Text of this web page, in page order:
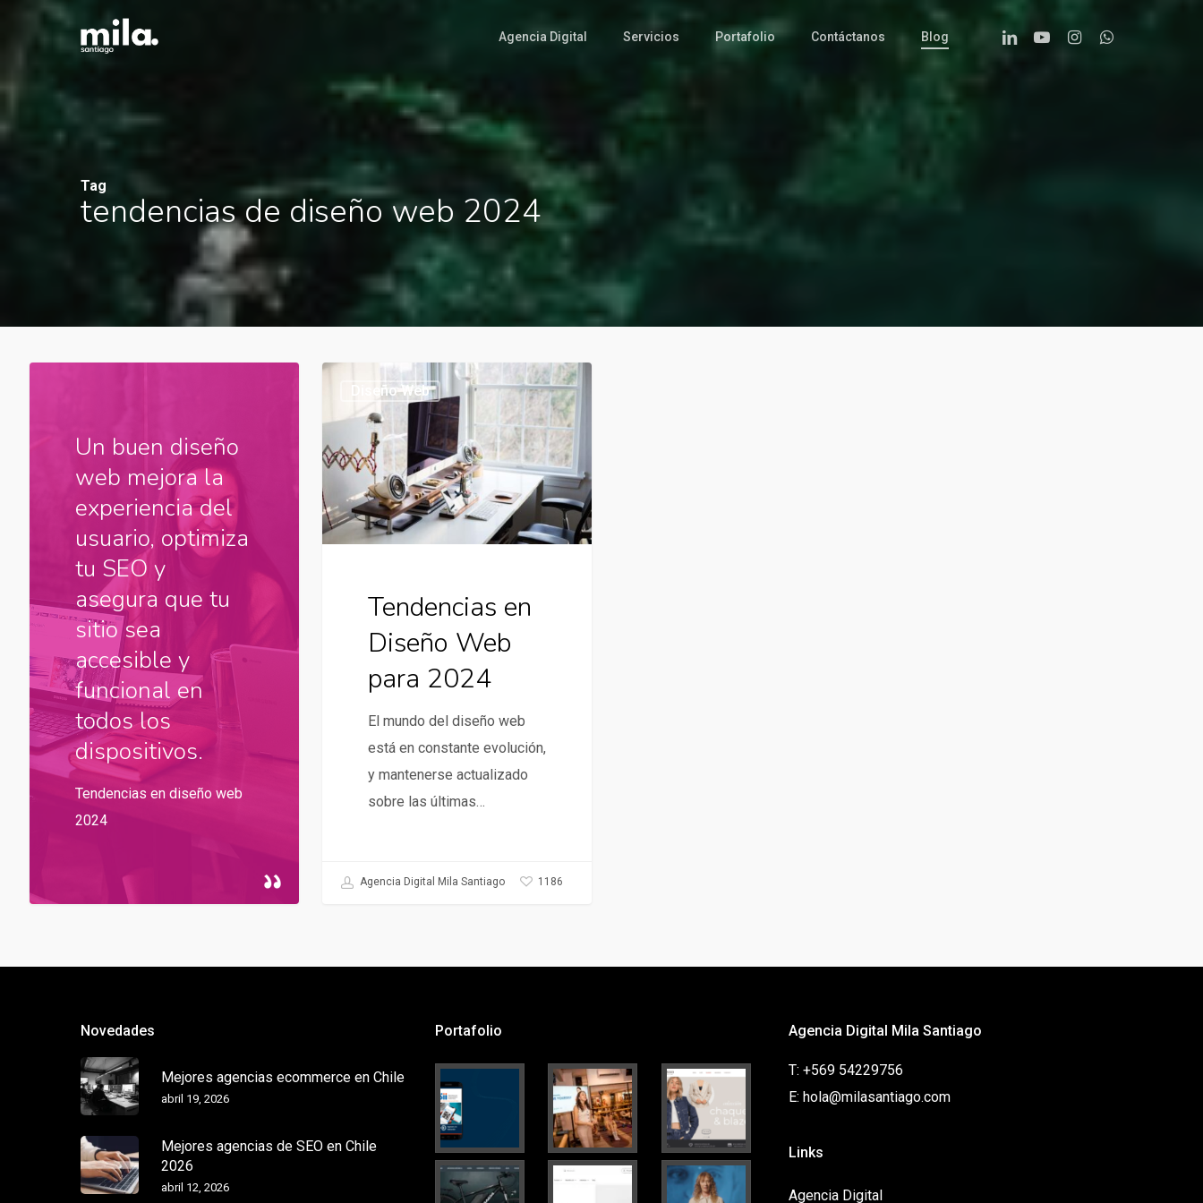
content
Agencia Digital Servicios Portafolio Contáctanos Blog LinkedinYoutubeInstagramWhatsapp
Tag
tendencias de diseño web 2024
Un buen diseño
web mejora la
experiencia del
usuario, optimiza
tu SEO y
asegura que tu
sitio sea
accesible y
funcional en
todos los
dispositivos.
Tendencias en diseño web
2024
Tendencias
Diseño
Web
2024
Diseño Web
Tendencias en
Diseño Web
para 2024
El mundo del diseño web
está en constante evolución,
y mantenerse actualizado
sobre las últimas…
Agencia Digital Mila Santiago 1186
Novedades
Mejores agencias ecommerce en Chile
abril 19, 2026
Mejores agencias de SEO en Chile
2026
abril 12, 2026
Portafolio Agencia Digital Mila Santiago
T: +569 54229756
E: hola@milasantiago.com
Links
Agencia Digital